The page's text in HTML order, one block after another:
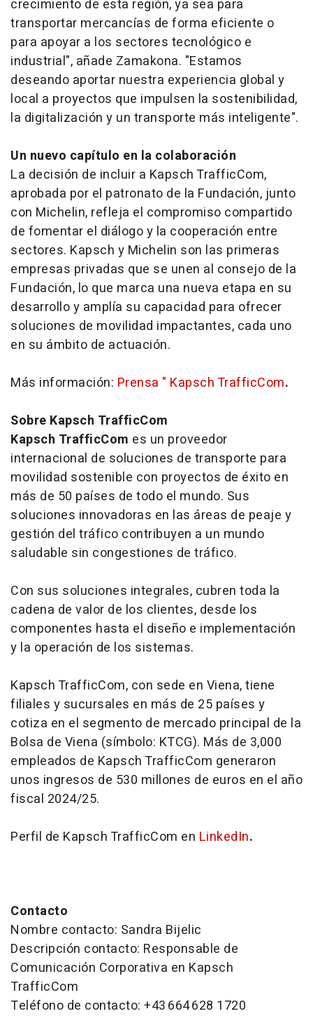
crecimiento de esta región, ya sea para
transportar mercancías de forma eficiente o
para apoyar a los sectores tecnológico e
industrial", añade Zamakona. "Estamos
deseando aportar nuestra experiencia global y
local a proyectos que impulsen la sostenibilidad,
la digitalización y un transporte más inteligente".
Un nuevo capítulo en la colaboración
La decisión de incluir a Kapsch TrafficCom,
aprobada por el patronato de la Fundación, junto
con Michelin, refleja el compromiso compartido
de fomentar el diálogo y la cooperación entre
sectores. Kapsch y Michelin son las primeras
empresas privadas que se unen al consejo de la
Fundación, lo que marca una nueva etapa en su
desarrollo y amplía su capacidad para ofrecer
soluciones de movilidad impactantes, cada uno
en su ámbito de actuación.
Más información: Prensa " Kapsch TrafficCom.
Sobre Kapsch TrafficCom
Kapsch TrafficCom es un proveedor
internacional de soluciones de transporte para
movilidad sostenible con proyectos de éxito en
más de 50 países de todo el mundo. Sus
soluciones innovadoras en las áreas de peaje y
gestión del tráfico contribuyen a un mundo
saludable sin congestiones de tráfico.
Con sus soluciones integrales, cubren toda la
cadena de valor de los clientes, desde los
componentes hasta el diseño e implementación
y la operación de los sistemas.
Kapsch TrafficCom, con sede en Viena, tiene
filiales y sucursales en más de 25 países y
cotiza en el segmento de mercado principal de la
Bolsa de Viena (símbolo: KTCG). Más de 3,000
empleados de Kapsch TrafficCom generaron
unos ingresos de 530 millones de euros en el año
fiscal 2024/25.
Perfil de Kapsch TrafficCom en LinkedIn.
Contacto
Nombre contacto: Sandra Bijelic
Descripción contacto: Responsable de
Comunicación Corporativa en Kapsch
TrafficCom
Teléfono de contacto: +43 664 628 1720